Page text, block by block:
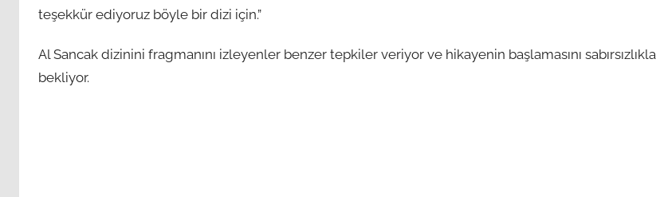
teşekkür ediyoruz böyle bir dizi için.”
Al Sancak dizinini fragmanını izleyenler benzer tepkiler veriyor ve hikayenin başlamasını sabırsızlıkla
bekliyor.